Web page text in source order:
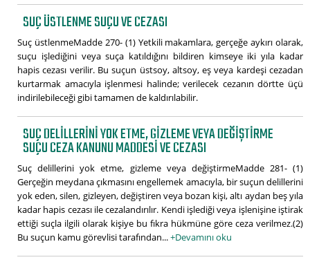
SUÇ ÜSTLENME SUÇU VE CEZASI
Suç üstlenmeMadde 270- (1) Yetkili makamlara, gerçeğe aykırı olarak,
suçu işlediğini veya suça katıldığını bildiren kimseye iki yıla kadar
hapis cezası verilir. Bu suçun üstsoy, altsoy, eş veya kardeşi cezadan
kurtarmak amacıyla işlenmesi halinde; verilecek cezanın dörtte üçü
indirilebileceği gibi tamamen de kaldırılabilir.
SUÇ DELILLERINI YOK ETME, GIZLEME VEYA DEĞIŞTIRME
SUÇU CEZA KANUNU MADDESI VE CEZASI
Suç delillerini yok etme, gizleme veya değiştirmeMadde 281- (1)
Gerçeğin meydana çıkmasını engellemek amacıyla, bir suçun delillerini
yok eden, silen, gizleyen, değiştiren veya bozan kişi, altı aydan beş yıla
kadar hapis cezası ile cezalandırılır. Kendi işlediği veya işlenişine iştirak
ettiği suçla ilgili olarak kişiye bu fıkra hükmüne göre ceza verilmez.(2)
Bu suçun kamu görevlisi tarafından...+Devamını oku